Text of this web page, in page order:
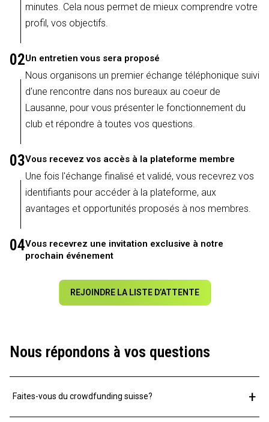
minutes. Cela nous permet de mieux comprendre votre
profil, vos objectifs.
02Un entretien vous sera proposé
Nous organisons un premier échange téléphonique suivi
d'une rencontre dans nos bureaux au coeur de
Lausanne, pour vous présenter le fonctionnement du
club et répondre à toutes vos questions.
03Vous recevez vos accès à la plateforme membre
Une fois l'échange finalisé et validé, vous recevrez vos
identifiants pour accéder à la plateforme, aux
avantages et opportunités proposés à nos membres.
04Vous recevrez une invitation exclusive à notre
prochain événement
REJOINDRE LA LISTE D’ATTENTE
Nous répondons à vos questions
Faites-vous du crowdfunding suisse? +